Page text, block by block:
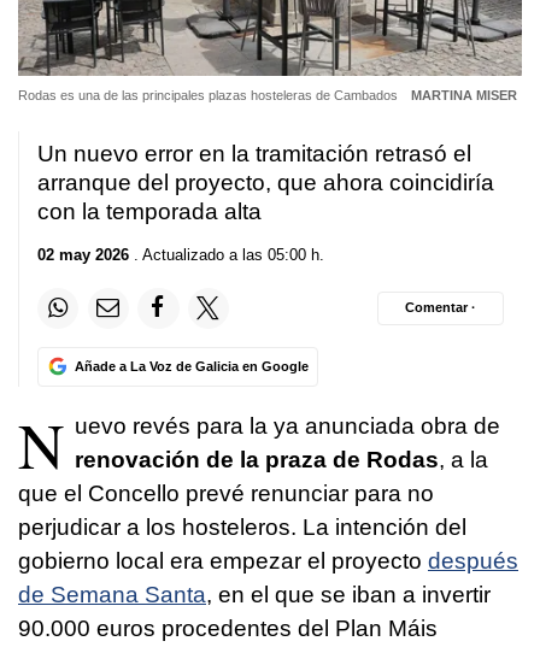
Rodas es una de las principales plazas hosteleras de Cambados MARTINA MISER
Un nuevo error en la tramitación retrasó el
arranque del proyecto, que ahora coincidiría
con la temporada alta
02 may 2026 . Actualizado a las 05:00 h.
Añade a La Voz de Galicia en Google
Comentar ·
N uevo revés para la ya anunciada obra de
renovación de la praza de Rodas, a la
que el Concello prevé renunciar para no
perjudicar a los hosteleros. La intención del
gobierno local era empezar el proyecto después
de Semana Santa, en el que se iban a invertir
90.000 euros procedentes del Plan Máis